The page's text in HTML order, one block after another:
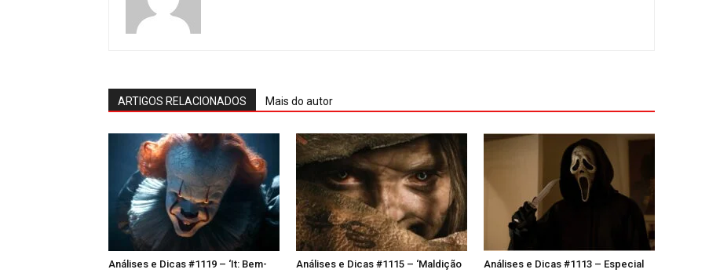
ARTIGOS RELACIONADOS Mais do autor
Análises e Dicas #1119 – ‘It: Bem-
Análises e Dicas #1115 – ‘Maldição
Análises e Dicas #1113 – Especial